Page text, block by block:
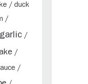
/ duck
/
/
/
/